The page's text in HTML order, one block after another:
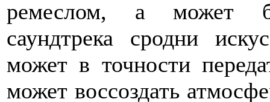
ремеслом, а может
саундтрека сродни
может в точности
может воссоздать